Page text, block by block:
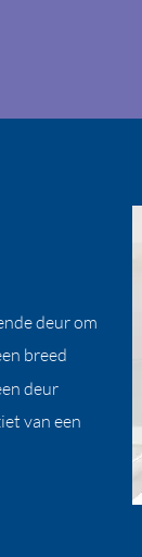
deur om
breed
deur
van een